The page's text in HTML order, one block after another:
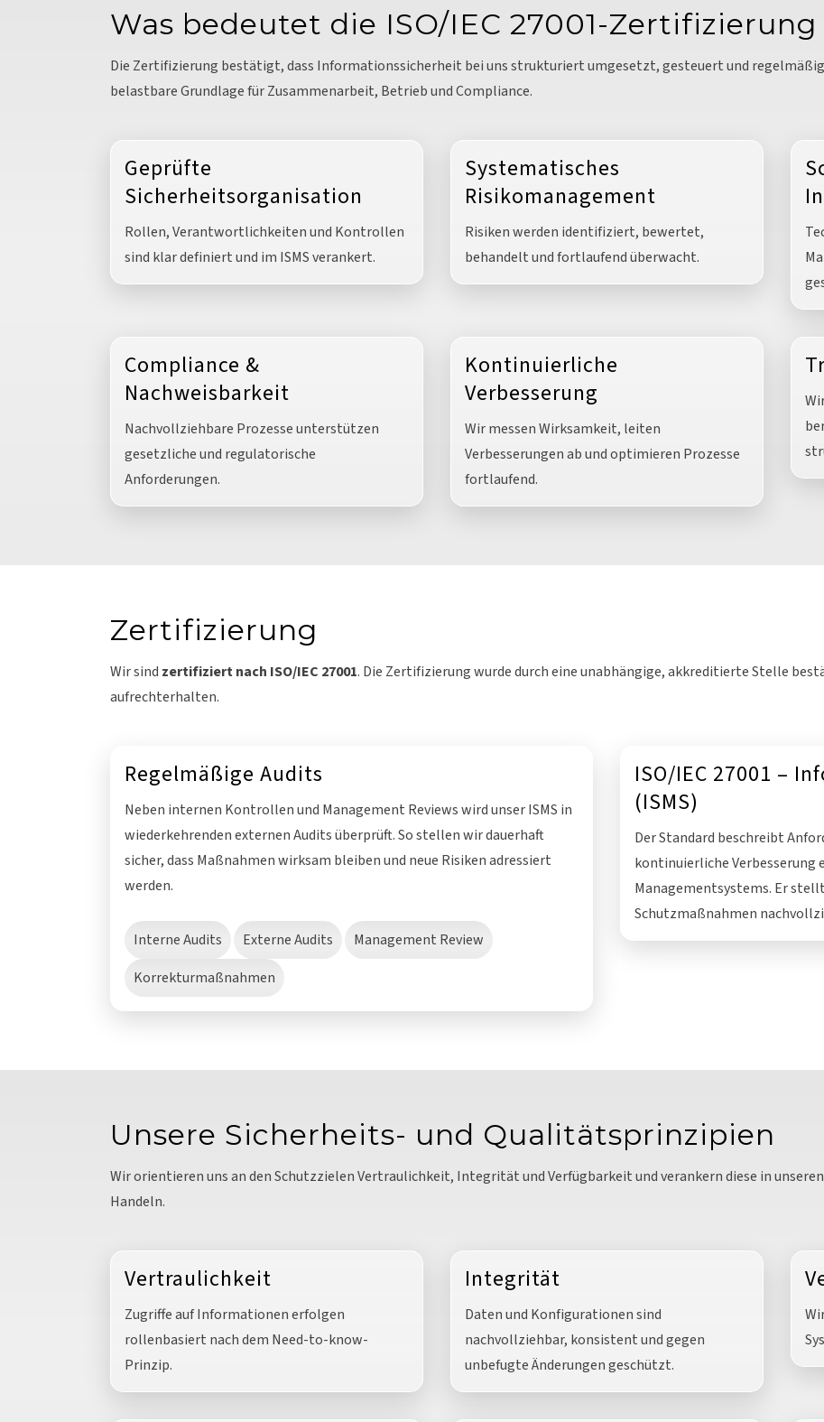
Was bedeutet die ISO/IEC 27001-Zertifizierung
Die Zertifizierung bestätigt, dass Informationssicherheit bei uns strukturiert umgesetzt, gesteuert und
belastbare Grundlage für Zusammenarbeit, Betrieb und Compliance.
Geprüfte
Sicherheitsorganisation
Rollen, Verantwortlichkeiten und Kontrollen
sind klar definiert und im ISMS verankert.
Systematisches
Risikomanagement
Risiken werden identifiziert, bewertet,
behandelt und fortlaufend überwacht.
Compliance &
Nachweisbarkeit
Nachvollziehbare Prozesse unterstützen
gesetzliche und regulatorische
Anforderungen.
Kontinuierliche
Verbesserung
Wir messen Wirksamkeit, leiten
Verbesserungen ab und optimieren Prozesse
fortlaufend.
Zertifizierung
Wir sind zertifiziert nach ISO/IEC 27001. Die Zertifizierung wurde durch eine unabhängige, akkreditierte Stelle
aufrechterhalten.
Regelmäßige Audits
Neben internen Kontrollen und Management Reviews wird unser ISMS in
wiederkehrenden externen Audits überprüft. So stellen wir dauerhaft
sicher, dass Maßnahmen wirksam bleiben und neue Risiken adressiert
werden.
Interne Audits Externe Audits
Management Review
Korrekturmaßnahmen
ISO/IEC 27001 –
(ISMS)
Der Standard beschreibt
kontinuierliche
Managementsystems. Er
Schutzmaßnahmen
Unsere Sicherheits- und Qualitätsprinzipien
Wir orientieren uns an den Schutzzielen Vertraulichkeit, Integrität und Verfügbarkeit und verankern diese in
Handeln.
Vertraulichkeit
Zugriffe auf Informationen erfolgen
rollenbasiert nach dem Need-to-know-
Prinzip.
Integrität
Daten und Konfigurationen sind
nachvollziehbar, konsistent und gegen
unbefugte Änderungen geschützt.